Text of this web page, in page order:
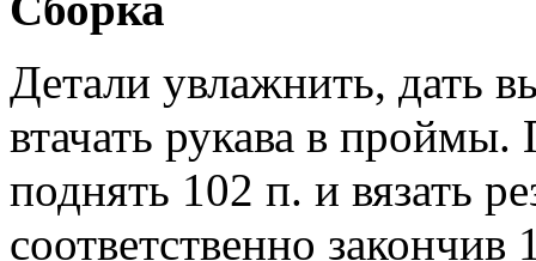
Детали увлажнить, дать
втачать рукава в
поднять 102 п. и вязать
соответственно